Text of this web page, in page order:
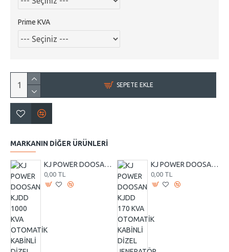
Prime KVA
SEPETE EKLE
MARKANIN DIĞER ÜRÜNLERI
KJ POWER DOOSAN KJDD 1000 KVA OTOMATİK KABİNLİ DİZEL JENERATÖR
0,00 TL
KJ POWER DOOSAN KJDD 170 KVA OTOMATİK KABİNLİ DİZEL JENERATÖR
0,00 TL